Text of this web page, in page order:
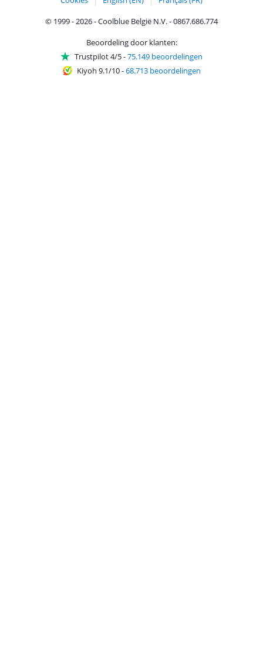
© 1999 - 2026 - Coolblue België N.V. - 0867.686.774
Beoordeling door klanten:
Trustpilot 4/5-75.149 beoordelingen
Kiyoh 9.1/10-68.713 beoordelingen